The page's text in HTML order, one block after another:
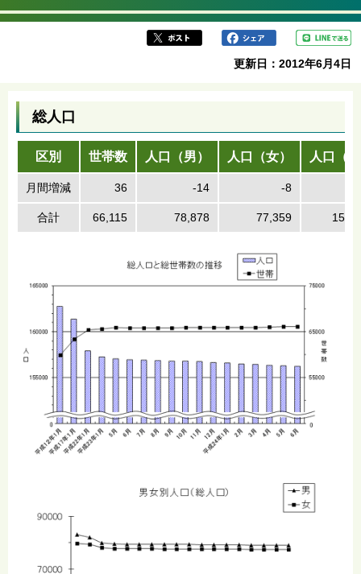
ら
更新日：2012年6月4日
総人口
区別 世帯数 人口（男） 人口（女） 人口（
月間増減 36 -14 -8
合計 66,115 78,878 77,359